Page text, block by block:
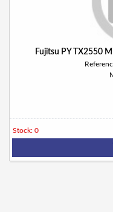
Fujitsu PY TX2550
Stock: 0